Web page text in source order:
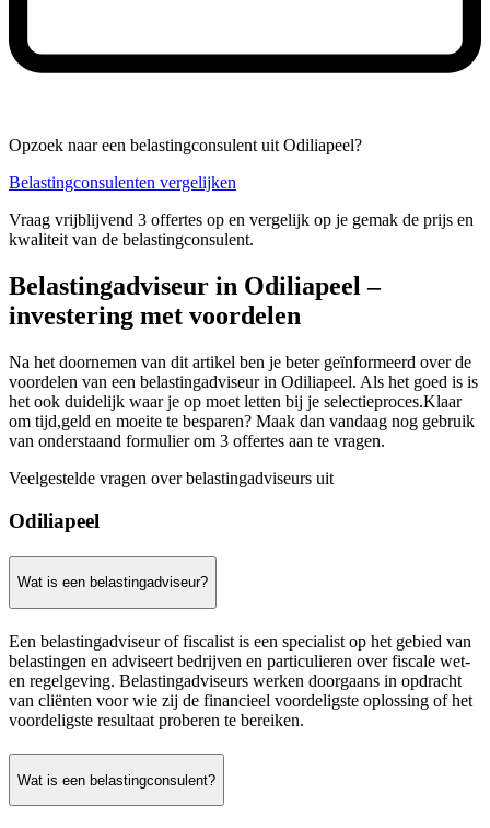
Opzoek naar een belastingconsulent uit Odiliapeel?
Belastingconsulenten vergelijken
Vraag vrijblijvend 3 offertes op en vergelijk op je gemak de prijs en
kwaliteit van de belastingconsulent.
Belastingadviseur in Odiliapeel –
investering met voordelen
Na het doornemen van dit artikel ben je beter geïnformeerd over de
voordelen van een belastingadviseur in Odiliapeel. Als het goed is is
het ook duidelijk waar je op moet letten bij je selectieproces.Klaar
om tijd,geld en moeite te besparen? Maak dan vandaag nog gebruik
van onderstaand formulier om 3 offertes aan te vragen.
Veelgestelde vragen over belastingadviseurs uit
Odiliapeel
Wat is een belastingadviseur?
Een belastingadviseur of fiscalist is een specialist op het gebied van
belastingen en adviseert bedrijven en particulieren over fiscale wet-
en regelgeving. Belastingadviseurs werken doorgaans in opdracht
van cliënten voor wie zij de financieel voordeligste oplossing of het
voordeligste resultaat proberen te bereiken.
Wat is een belastingconsulent?